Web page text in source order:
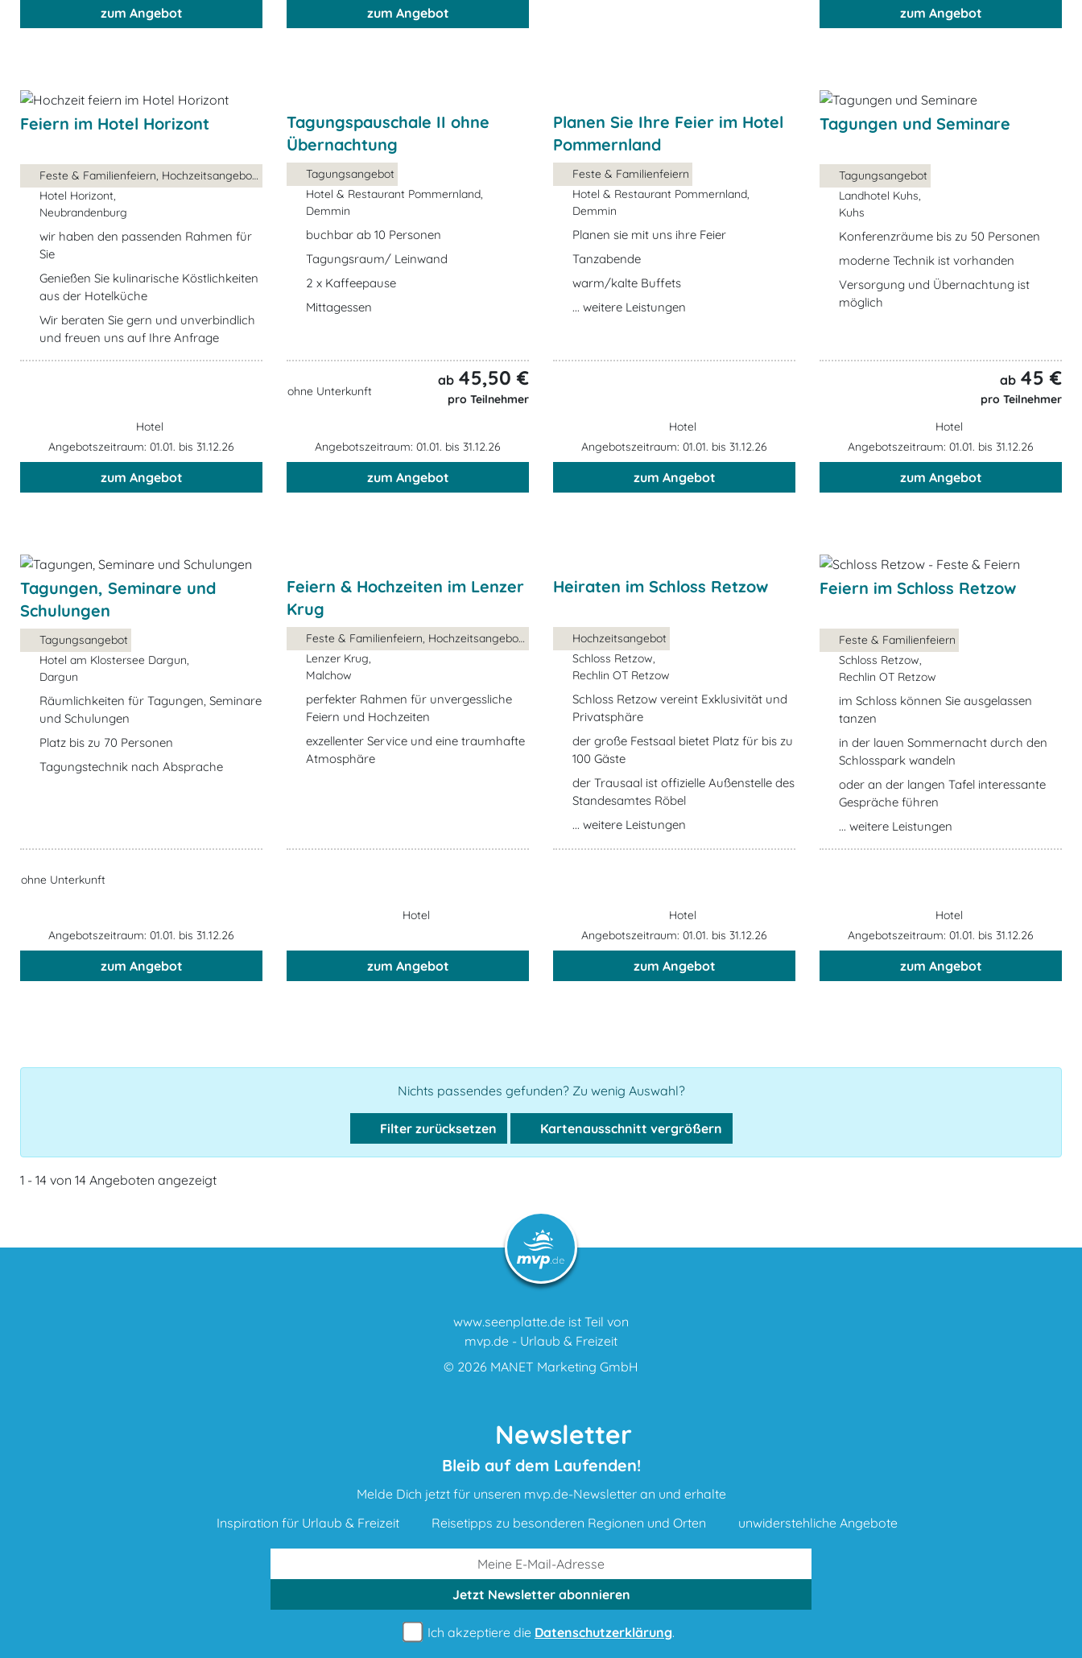
zum Angebot zum Angebot zum Angebot
Feiern im Hotel Horizont
Feste & Familienfeiern, Hochzeitsangebot, ...
Hotel Horizont,
Neubrandenburg
wir haben den passenden Rahmen für
Sie
Genießen Sie kulinarische Köstlichkeiten
aus der Hotelküche
Wir beraten Sie gern und unverbindlich
und freuen uns auf Ihre Anfrage
Hotel
Angebotszeitraum: 01.01. bis 31.12.26
zum Angebot
Tagungspauschale II ohne
Übernachtung
Tagungsangebot
Hotel & Restaurant Pommernland,
Demmin
buchbar ab 10 Personen
Tagungsraum/ Leinwand
2 x Kaffeepause
Mittagessen
ohne Unterkunft
ab 45,50 €
pro Teilnehmer
Angebotszeitraum: 01.01. bis 31.12.26
zum Angebot
Planen Sie Ihre Feier im Hotel
Pommernland
Feste & Familienfeiern
Hotel & Restaurant Pommernland,
Demmin
Planen sie mit uns ihre Feier
Tanzabende
warm/kalte Buffets
... weitere Leistungen
Hotel
Angebotszeitraum: 01.01. bis 31.12.26
zum Angebot
Tagungen und Seminare
Tagungsangebot
Landhotel Kuhs,
Kuhs
Konferenzräume bis zu 50 Personen
moderne Technik ist vorhanden
Versorgung und Übernachtung ist
möglich
ab 45 €
pro Teilnehmer
Hotel
Angebotszeitraum: 01.01. bis 31.12.26
zum Angebot
Tagungen, Seminare und
Schulungen
Tagungsangebot
Hotel am Klostersee Dargun,
Dargun
Räumlichkeiten für Tagungen, Seminare
und Schulungen
Platz bis zu 70 Personen
Tagungstechnik nach Absprache
ohne Unterkunft
Angebotszeitraum: 01.01. bis 31.12.26
zum Angebot
Feiern & Hochzeiten im Lenzer
Krug
Feste & Familienfeiern, Hochzeitsangebot, ...
Lenzer Krug,
Malchow
perfekter Rahmen für unvergessliche
Feiern und Hochzeiten
exzellenter Service und eine traumhafte
Atmosphäre
Hotel
zum Angebot
Heiraten im Schloss Retzow
Hochzeitsangebot
Schloss Retzow,
Rechlin OT Retzow
Schloss Retzow vereint Exklusivität und
Privatsphäre
der große Festsaal bietet Platz für bis zu
100 Gäste
der Trausaal ist offizielle Außenstelle des
Standesamtes Röbel
... weitere Leistungen
Hotel
Angebotszeitraum: 01.01. bis 31.12.26
zum Angebot
Feiern im Schloss Retzow
Feste & Familienfeiern
Schloss Retzow,
Rechlin OT Retzow
im Schloss können Sie ausgelassen
tanzen
in der lauen Sommernacht durch den
Schlosspark wandeln
oder an der langen Tafel interessante
Gespräche führen
... weitere Leistungen
Hotel
Angebotszeitraum: 01.01. bis 31.12.26
zum Angebot
Nichts passendes gefunden? Zu wenig Auswahl?
Filter zurücksetzen Kartenausschnitt vergrößern
1 - 14 von 14 Angeboten angezeigt
www.seenplatte.de ist Teil von
mvp.de - Urlaub & Freizeit
© 2026 MANET Marketing GmbH
Newsletter
Bleib auf dem Laufenden!
Melde Dich jetzt für unseren mvp.de-Newsletter an und erhalte
Inspiration für Urlaub & Freizeit
Reisetipps zu besonderen Regionen und Orten unwiderstehliche Angebote
Jetzt Newsletterabonnieren
Ich akzeptiere die Datenschutzerklärung.